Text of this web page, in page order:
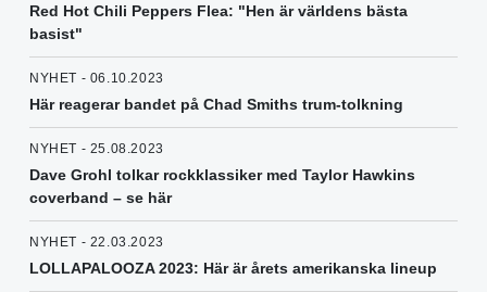
Red Hot Chili Peppers Flea: "Hen är världens bästa
basist"
NYHET - 06.10.2023
Här reagerar bandet på Chad Smiths trum-tolkning
NYHET - 25.08.2023
Dave Grohl tolkar rockklassiker med Taylor Hawkins
coverband – se här
NYHET - 22.03.2023
LOLLAPALOOZA 2023: Här är årets amerikanska lineup